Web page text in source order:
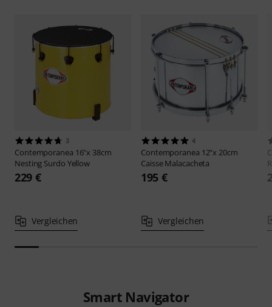
3
Contemporanea 16"x 38cm
Nesting Surdo Yellow
229 €
Vergleichen
4
Contemporanea 12"x 20cm
Caisse Malacacheta
195 €
Vergleichen
Smart Navigator